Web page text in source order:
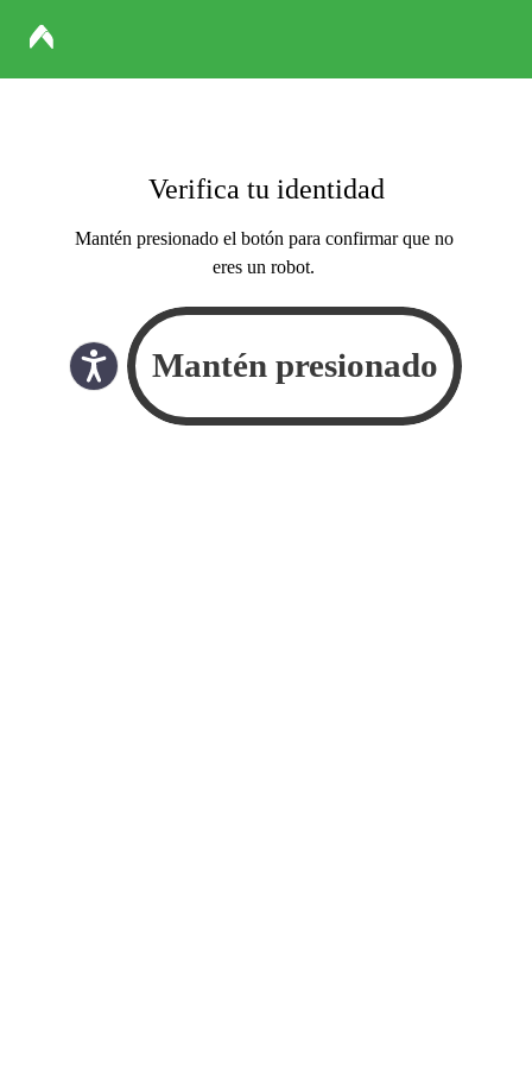
Verifica tu identidad
Mantén presionado el botón para confirmar que no
eres un robot.